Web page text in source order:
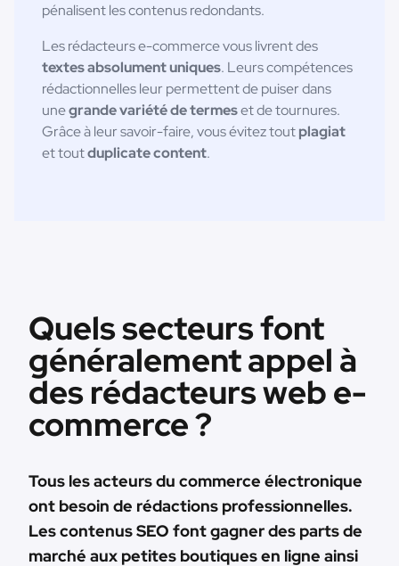
pénalisent les contenus redondants.
Les rédacteurs e-commerce vous livrent des
textes absolument uniques. Leurs compétences
rédactionnelles leur permettent de puiser dans
unegrande variété de termeset de tournures.
Grâce à leur savoir-faire, vous évitez toutplagiat
et toutduplicate content.
Quels secteurs font
généralement appel à
des rédacteurs web e-
commerce ?
Tous les acteurs du commerce électronique
ont besoin de rédactions professionnelles.
Les contenus SEO font gagner des parts de
marché aux petites boutiques en ligne ainsi